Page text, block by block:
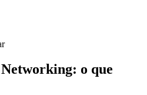
o que